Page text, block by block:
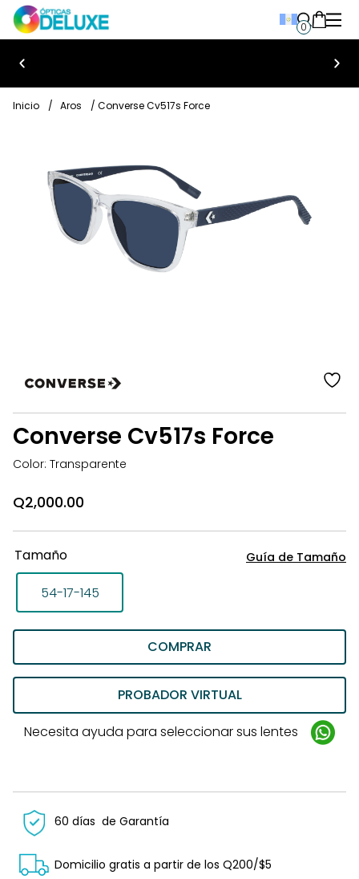
0
Bienvenido a Ópticas Deluxe
Inicio / Aros / Converse Cv517s Force
Converse Cv517s Force
Color: Transparente
Q2,000.00
Guía de Tamaño
Tamaño
54-17-145
COMPRAR
PROBADOR VIRTUAL
Necesita ayuda para seleccionar sus lentes
60 días de Garantía
Domicilio gratis a partir de los Q200/$5